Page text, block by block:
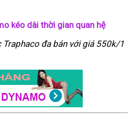
kéo dài thời gian quan hệ
Traphacođa bán với giá 550k/1